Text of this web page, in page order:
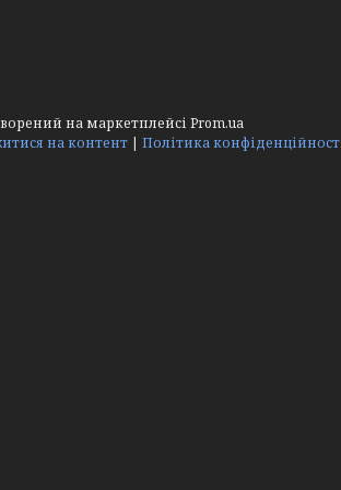
на маркетплейсі Prom.ua
на контент | Політика